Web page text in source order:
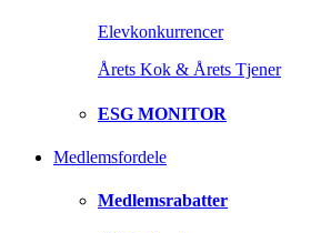
Elevkonkurrencer
Årets Kok & Årets Tjener
ESG MONITOR
Medlemsfordele
Medlemsrabatter